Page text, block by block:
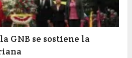
GNB se sostiene la